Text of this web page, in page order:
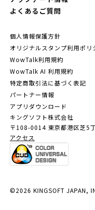
よくあるご質問
個人情報保護方針
オリジナルスタンプ利用ポリ
WowTalk利用規約
WowTalk AI 利用規約
特定商取引法に基づく表記
パートナー情報
アプリダウンロード
キングソフト株式会社
〒108-0014 東京都港区芝5
アクセス
©2026 KINGSOFT JAPAN,